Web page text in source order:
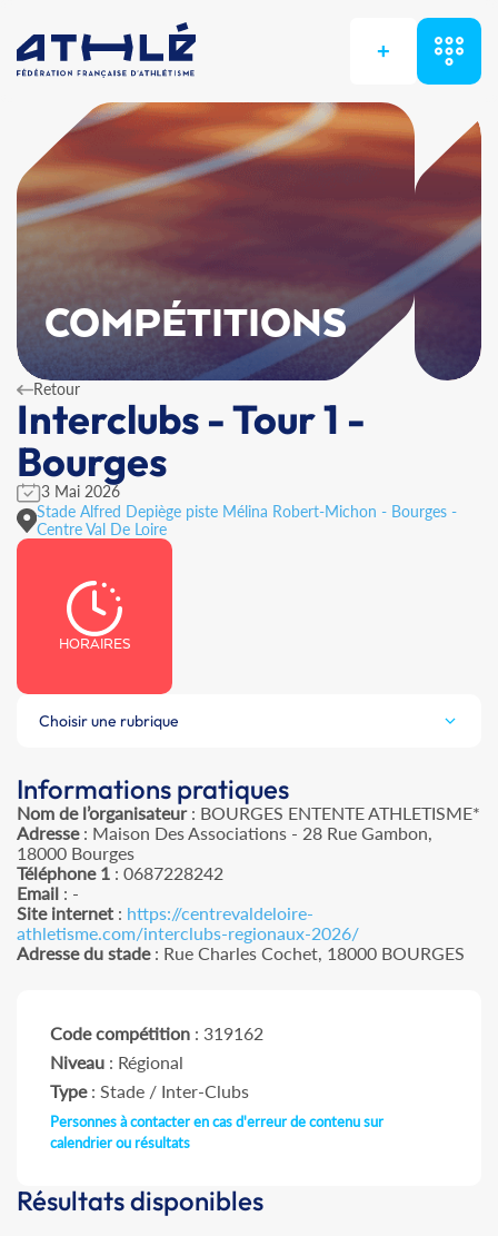
+
COMPÉTITIONS
Retour
Interclubs - Tour 1 -
Bourges
3 Mai 2026
Stade Alfred Depiège piste Mélina Robert-Michon - Bourges -
Centre Val De Loire
HORAIRES
Choisir une rubrique
Informations pratiques
Nom de l’organisateur: BOURGES ENTENTE ATHLETISME*
Adresse: Maison Des Associations - 28 Rue Gambon,
18000 Bourges
Téléphone 1 : 0687228242
Email : -
Site internet : https://centrevaldeloire-
athletisme.com/interclubs-regionaux-2026/
Adresse du stade: Rue Charles Cochet, 18000 BOURGES
Code compétition : 319162
Niveau : Régional
Type: Stade / Inter-Clubs
Personnes à contacter en cas d'erreur de contenu sur
calendrier ou résultats
Résultats disponibles